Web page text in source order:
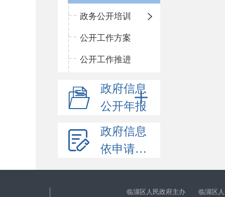
政务公开培训
公开工作方案
公开工作推进
政府信息
公开年报
政府信息
依申请公开
临淄区人民政府主办 临淄区人